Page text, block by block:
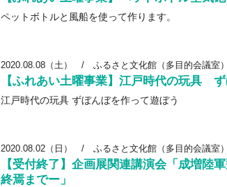
ペットボトルと風船を使って作ります。
2020.08.08（土） / ふるさと文化館（多目的会議室）
【ふれあい土曜事業】江戸時代の玩具
江戸時代の玩具 ずぼんぼを作って遊ぼう
2020.08.02（日） / ふるさと文化館（多目的会議室）
【受付終了】企画展関連講演会「成増陸
終焉までー」